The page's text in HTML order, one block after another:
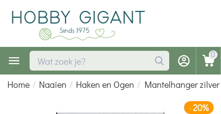
0
Home / Naaien / Haken en Ogen / Mantelhanger
-20%